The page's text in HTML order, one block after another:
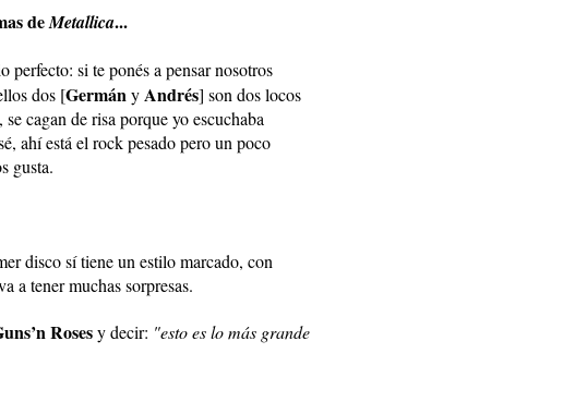
deMetallica...
perfecto: si te ponés a pensar nosotros
dos [GermányAndrés] son dos locos
cagan de risa porque yo escuchaba
ahí está el rock pesado pero un poco
gusta.
disco sí tiene un estilo marcado, con
a tener muchas sorpresas.
Rosesy decir: "esto es lo más grande